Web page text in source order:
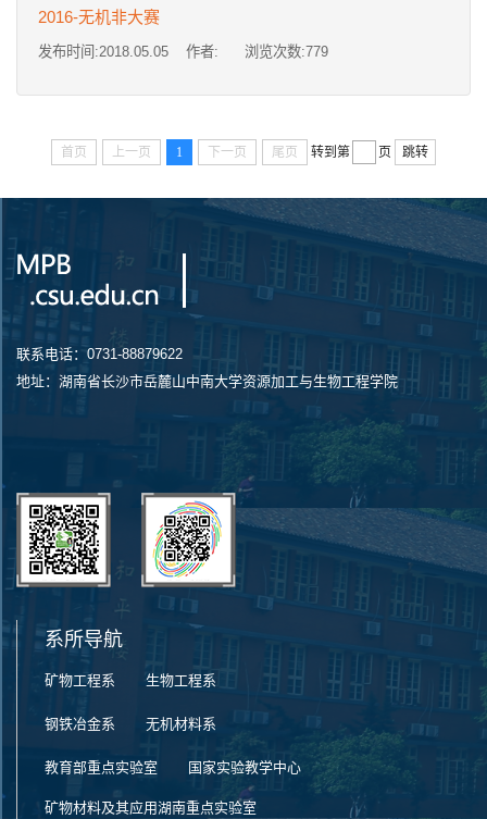
2016-无机非大赛
发布时间:2018.05.05 作者: 浏览次数:779
首页 上一页 1 下一页 尾页 转到第 页 跳转
联系电话：0731-88879622
地址：湖南省长沙市岳麓山中南大学资源加工与生物工程学院
系所导航
矿物工程系 生物工程系
钢铁冶金系 无机材料系
教育部重点实验室 国家实验教学中心
矿物材料及其应用湖南重点实验室